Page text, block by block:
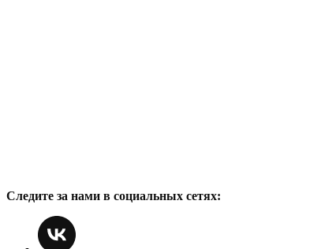
Следите за нами в социальных сетях: